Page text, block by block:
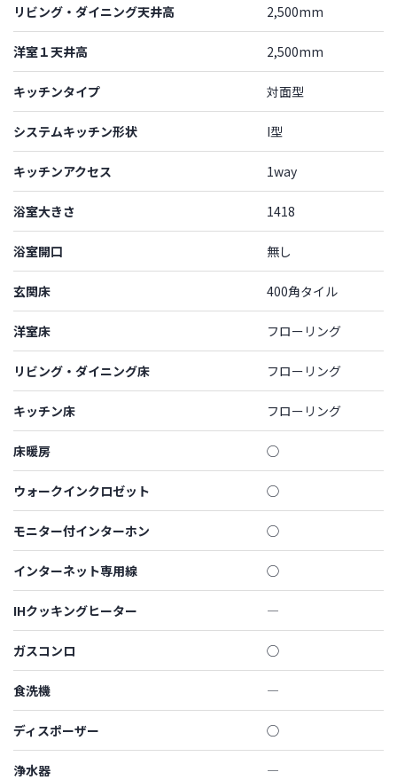
リビング・ダイニング天井高 2,500mm
洋室１天井高 2,500mm
キッチンタイプ 対面型
システムキッチン形状 I型
キッチンアクセス 1way
浴室大きさ 1418
浴室開口 無し
玄関床 400角タイル
洋室床 フローリング
リビング・ダイニング床 フローリング
キッチン床 フローリング
床暖房 ◯
ウォークインクロゼット ◯
モニター付インターホン ◯
インターネット専用線 ◯
IHクッキングヒーター ―
ガスコンロ ◯
食洗機 ―
ディスポーザー ◯
浄水器 ―